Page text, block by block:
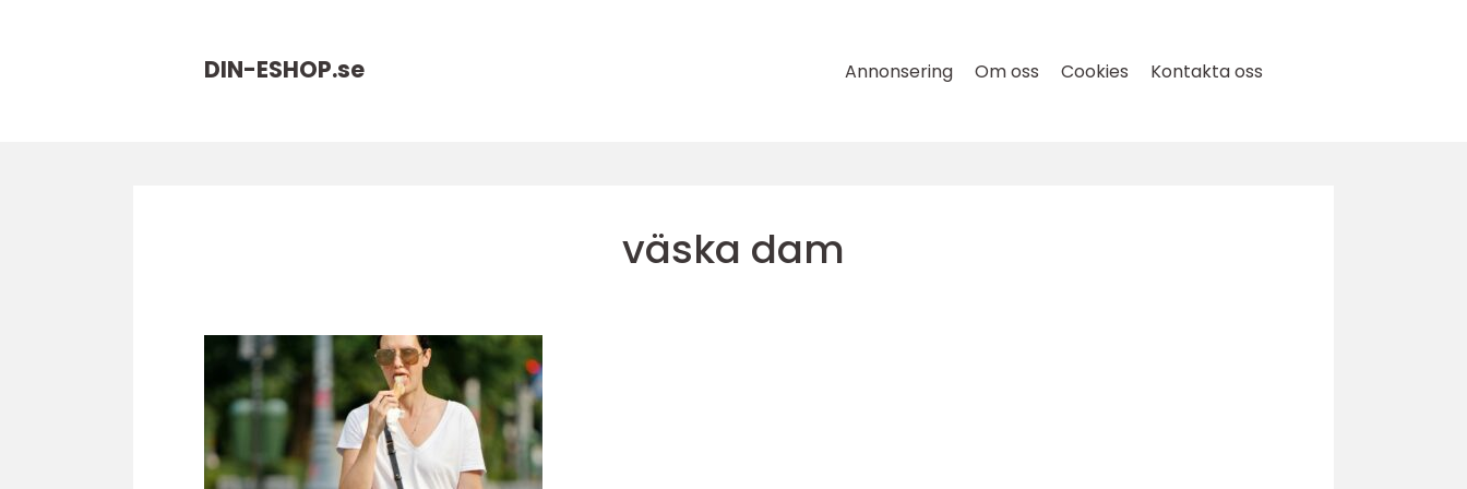
DIN-ESHOP.se Annonsering Om oss Cookies Kontakta oss
väska dam